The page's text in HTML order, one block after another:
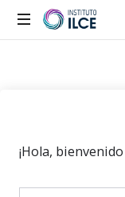
¡Hola,